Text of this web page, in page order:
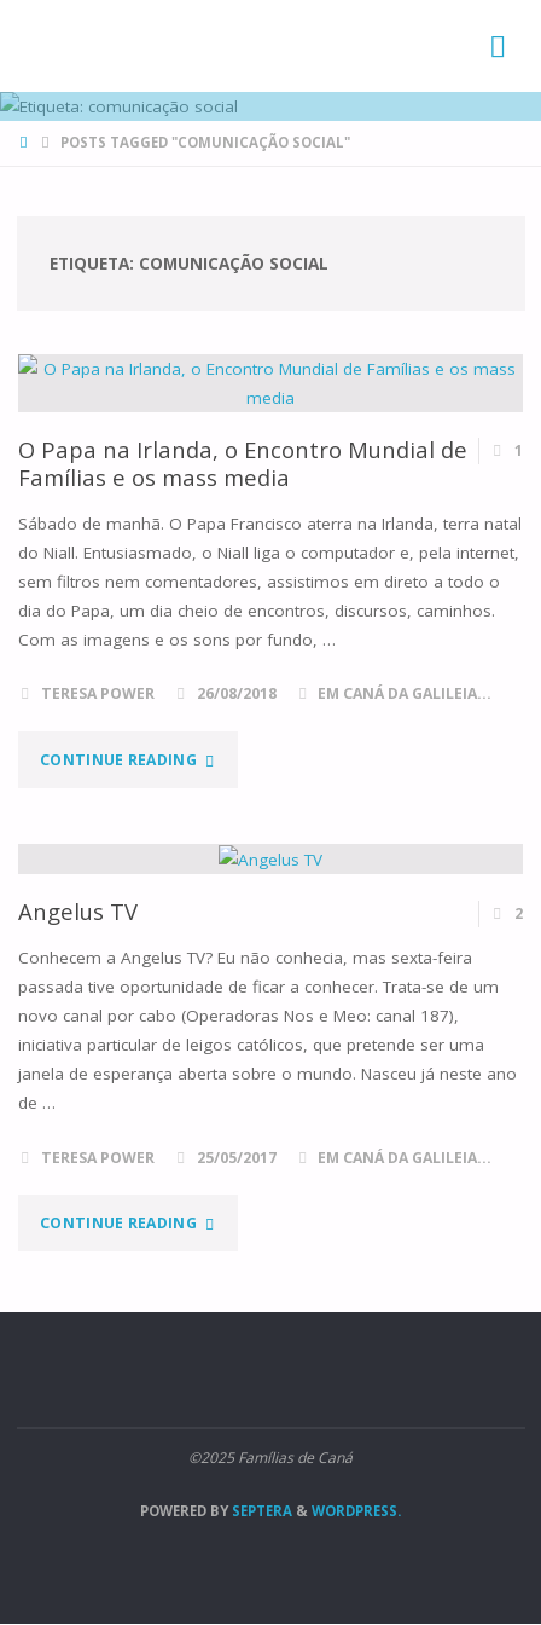
HOMEPOSTS TAGGED "COMUNICAÇÃO SOCIAL"
ETIQUETA: COMUNICAÇÃO SOCIAL
O Papa na Irlanda, o Encontro Mundial de
Famílias e os mass media
1
Sábado de manhã. O Papa Francisco aterra na Irlanda, terra natal
do Niall. Entusiasmado, o Niall liga o computador e, pela internet,
sem filtros nem comentadores, assistimos em direto a todo o
dia do Papa, um dia cheio de encontros, discursos, caminhos.
Com as imagens e os sons por fundo, …
TERESA POWER 26/08/2018 EM CANÁ DA GALILEIA...
CONTINUE READING"O
O
MUNDIAL
Angelus TV 2
Conhecem a Angelus TV? Eu não conhecia, mas sexta-feira
passada tive oportunidade de ficar a conhecer. Trata-se de um
novo canal por cabo (Operadoras Nos e Meo: canal 187),
iniciativa particular de leigos católicos, que pretende ser uma
janela de esperança aberta sobre o mundo. Nasceu já neste ano
de …
TERESA POWER 25/05/2017 EM CANÁ DA GALILEIA...
CONTINUE READING"ANGELUS
©2025 Famílias de Caná
POWERED BYSEPTERA & WORDPRESS.